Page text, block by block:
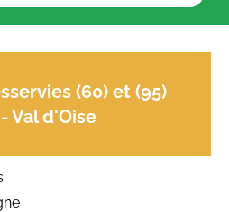
(60) et (95)
Val d'Oise